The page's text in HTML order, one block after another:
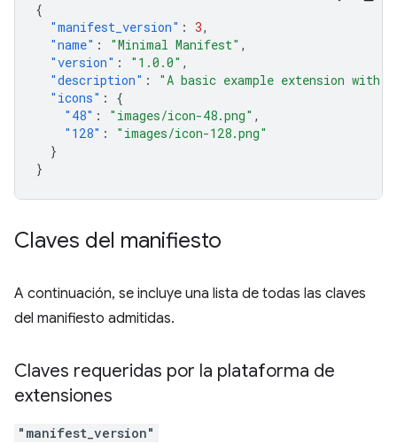
{
"manifest_version" : 3,
"name" : "Minimal Manifest" ,
"version" : "1.0.0" ,
"description" :
"A basic example extension with
"icons" :
{
"48" : "images/icon-48.png" ,
"128" :
"images/icon-128.png"
}
}
Claves del manifiesto
A continuación, se incluye una lista de todas las claves
del manifiesto admitidas.
Claves requeridas por la plataforma de
extensiones
"manifest_version"